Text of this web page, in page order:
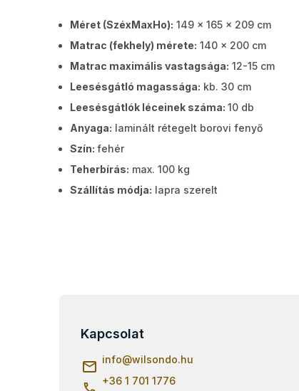
Méret (SzéxMaxHo): 149 x 165 x 209 cm
Matrac (fekhely) mérete: 140 x 200 cm
Matrac maximális vastagsága: 12-15 cm
Leesésgátló magassága: kb. 30 cm
Leesésgátlók léceinek száma: 10 db
Anyaga: laminált rétegelt borovi fenyő
Szín: fehér
Teherbírás: max. 100 kg
Szállítás módja: lapra szerelt
Kapcsolat
info@wilsondo.hu
+36 1 701 1776